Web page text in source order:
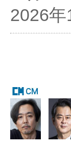
2026